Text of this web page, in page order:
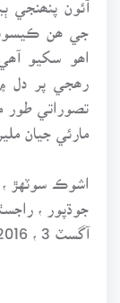
جي ھن
اھو سکيو
رھجي پر دل
تصوراتي
مارئي جيان
اشوڪ سوٽهڙ ،
جوڌپور ،
آگسٽ 3 ، 2016